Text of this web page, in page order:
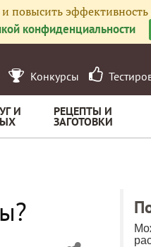
повысить эффективность
конфиденциальности
Конкурсы
И РЕЦЕПТЫ И
ЗАГОТОВКИ